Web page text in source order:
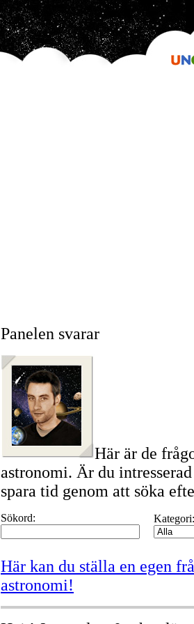
Panelen svarar
Här är de
astronomi. Är du
spara tid genom att söka
Sökord: Kategori:
Här kan du ställa en egen
astronomi!